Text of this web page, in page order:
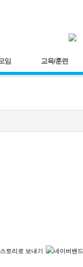
임 교육/훈련